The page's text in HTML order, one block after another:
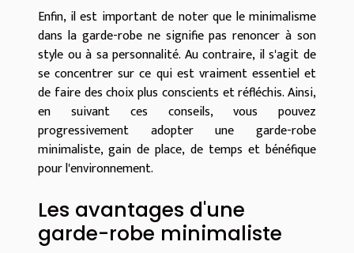
Enfin, il est important de noter que le minimalisme
dans la garde-robe ne signifie pas renoncer à son
style ou à sa personnalité. Au contraire, il s'agit de
se concentrer sur ce qui est vraiment essentiel et
de faire des choix plus conscients et réfléchis. Ainsi,
en suivant ces conseils, vous pouvez
progressivement adopter une garde-robe
minimaliste, gain de place, de temps et bénéfique
pour l'environnement.
Les avantages d'une
garde-robe minimaliste